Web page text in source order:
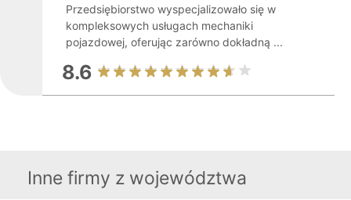
Przedsiębiorstwo wyspecjalizowało się w
kompleksowych usługach mechaniki
pojazdowej, oferując zarówno dokładną ...
8.6
Inne firmy z województwa